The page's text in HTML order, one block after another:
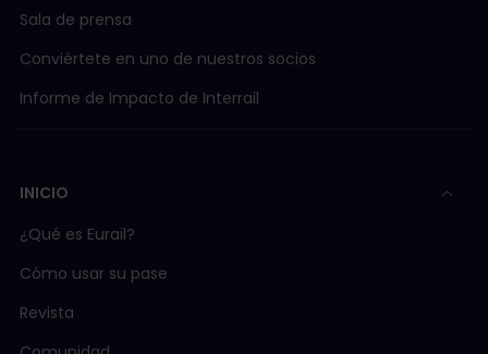
Sala de prensa
Conviértete en uno de nuestros socios
Informe de Impacto de Interrail
INICIO
¿Qué es Eurail?
Cómo usar su pase
Revista